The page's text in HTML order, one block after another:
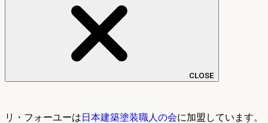
CLOSE
リ・フォーユーは 日本建築塗装職人の会に加盟しています。